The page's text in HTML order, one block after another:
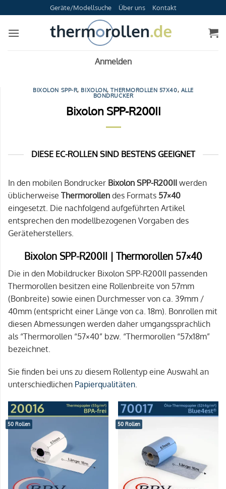
Inhalt
springen
Geräte/Modellsuche Über uns Kontakt
Anmelden
BIXOLON SPP-R, BIXOLON,THERMOROLLEN 57X40, ALLE
BONDRUCKER
Bixolon SPP-R200II
DIESE EC-ROLLEN SIND BESTENS GEEIGNET
In den mobilen Bondrucker Bixolon SPP-R200II werden
üblicherweise Thermorollen des Formats 57×40
eingesetzt. Die nachfolgend aufgeführten Artikel
entsprechen den modellbezogenen Vorgaben des
Geräteherstellers.
Bixolon SPP-R200II | Thermorollen 57×40
Die in den Mobildrucker Bixolon SPP-R200II passenden
Thermorollen besitzen eine Rollenbreite von 57mm
(Bonbreite) sowie einen Durchmesser von ca. 39mm /
40mm (entspricht einer Länge von ca. 18m). Bonrollen mit
diesen Abmessungen werden daher umgangssprachlich
als “Thermorollen “57×40” bzw. “Thermorollen “57x18m”
bezeichnet.
Sie finden bei uns zu diesem Rollentyp eine Auswahl an
unterschiedlichen Papierqualitäten.
50 Rollen 50 Rollen